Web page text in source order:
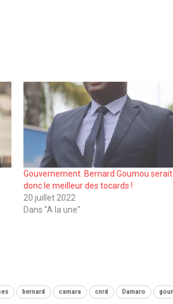
Gouvernement. Bernard Goumou serait
donc le meilleur des tocards !
20 juillet 2022
Dans "A la une"
bernard camara cnrd Damaro